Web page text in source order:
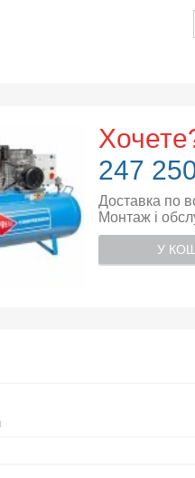
247
Доставка по
Монтаж і
У